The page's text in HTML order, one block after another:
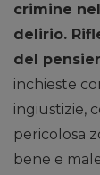
crimine
delirio.
del
inchieste
ingiustizie,
pericolosa
bene e